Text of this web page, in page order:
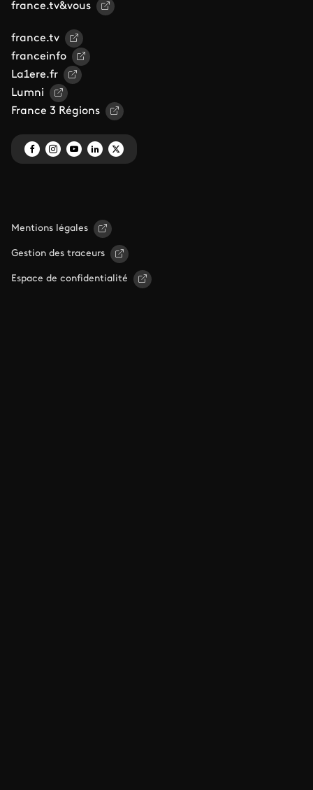
france.tv&vous
france.tv
franceinfo
La1ere.fr
Lumni
France 3 Régions
Mentions légales
Gestion des traceurs
Espace de confidentialité